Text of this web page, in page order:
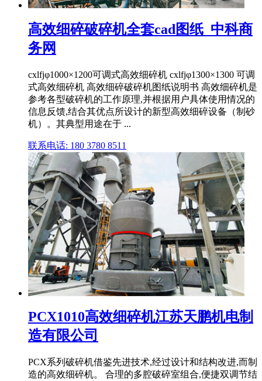
高效细碎破碎机全套cad图纸_中科商
务网
cxlfjφ1000×1200可调式高效细碎机 cxlfjφ1300×1300 可调
式高效细碎机 高效细碎破碎机图纸说明书 高效细碎机是
参考各型破碎机的工作原理,并根据用户具体使用情况的
信息反馈,结合其优点所设计的新型高效细碎设备（制砂
机）。其典型用途在于 ...
联系电话: 180 3780 8511
PCX1010高效细碎机江苏天鹏机电制
造有限公司
PCX系列破碎机借鉴先进技术,经过设计和结构改进,而制
造的高效细碎机。 合理的多腔破碎室组合,便捷双调节结